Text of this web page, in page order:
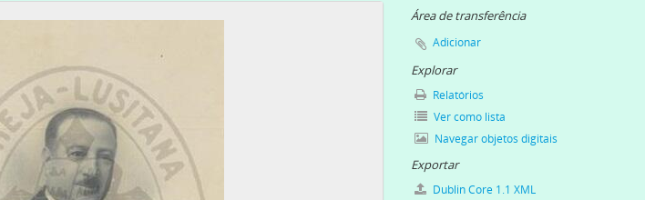
Passeio à Penha em Guimarães, 1921-06-12
- António Ferreira Fiandor no presbitério da igreja de S. João Evangelista, 1924
- António Ferreira Fiandor num passeio, [c. 1920]
- António Ferreira Fiandor e um amigo em Lisboa, 1932-12-15
António Ferreira Fiandor e amigo em Lisboa, 1932-12-16
- António Ferreira Fiandor à porta da igreja do Bom Pastor, 1953-06-14
- António Ferreira Fiandor com condecoração, [c.1950]
Área de transferência
Adicionar
Explorar
Relatórios
Ver como lista
Navegar objetos digitais
Exportar
Dublin Core 1.1 XML